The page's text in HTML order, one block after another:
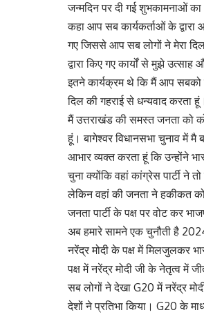
जन्मदिन पर दी गई शुभकामनाओं का
कहा आप सब कार्यकर्ताओं के
गए जिससे आप सब लोगों ने मेरा
द्वारा किए गए कार्यों से मुझे
इतने कार्यक्रम थे कि मैं आप सबको
दिल की गहराई से धन्यवाद करता हूं।
मैं उत्तराखंड की समस्त जनता को
हूं। बागेश्वर विधानसभा चुनाव में मै
आभार व्यक्त करता हूं कि उन्होंने
चुना क्योंकि वहां कांग्रेस पार्टी ने
लेकिन वहां की जनता ने हकीकत
जनता पार्टी के पक्ष पर वोट कर
अब हमारे सामने एक चुनौती है
नरेंद्र मोदी के पक्ष में मिलजुलकर
पक्ष में नरेंद्र मोदी जी के नेतृत्व में
सब लोगों ने देखा G20 में नरेंद्र
देशों ने प्रतिभा किया। G20 के